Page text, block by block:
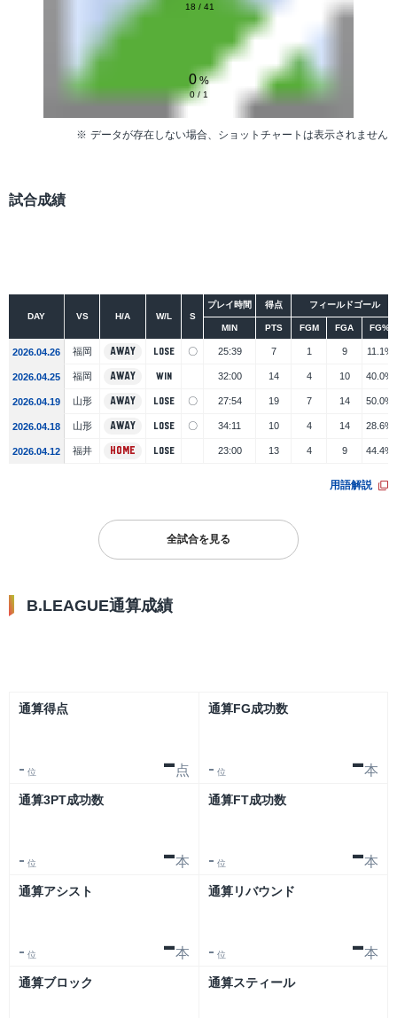
0%
0 / 1
18 / 41
データが存在しない場合、ショットチャートは表示されません
試合成績
DAY VS H/A W/L S
プレイ時間 得点 フィールドゴール
MIN PTS FGM FGA FG%
2026.04.26 福岡 AWAY LOSE 〇 25:39 7 1 9 11.1%
2026.04.25 福岡 AWAY WIN 32:00 14 4 10 40.0%
2026.04.19 山形 AWAY LOSE 〇 27:54 19 7 14 50.0%
2026.04.18 山形 AWAY LOSE 〇 34:11 10 4 14 28.6%
2026.04.12 福井 HOME LOSE 23:00 13 4 9 44.4%
用語解説
全試合を見る
B.LEAGUE通算成績
通算得点
- 位 -点
通算FG成功数
- 位 -本
通算3PT成功数
- 位 -本
通算FT成功数
- 位 -本
通算アシスト
- 位 -本
通算リバウンド
- 位 -本
通算ブロック 通算スティール